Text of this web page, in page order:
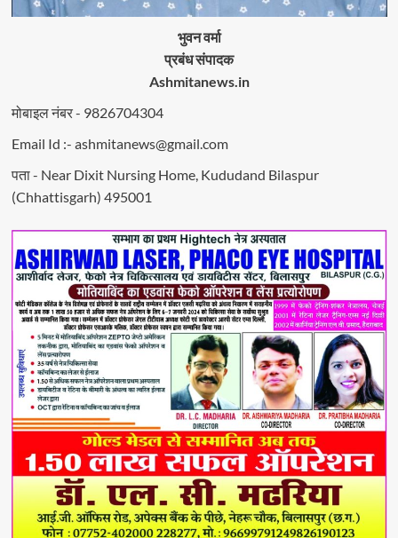
भुवन वर्मा
प्रबंध संपादक
Ashmitanews.in
मोबाइल नंबर - 9826704304
Email Id :- ashmitanews@gmail.com
पता - Near Dixit Nursing Home, Kududand Bilaspur
(Chhattisgarh) 495001